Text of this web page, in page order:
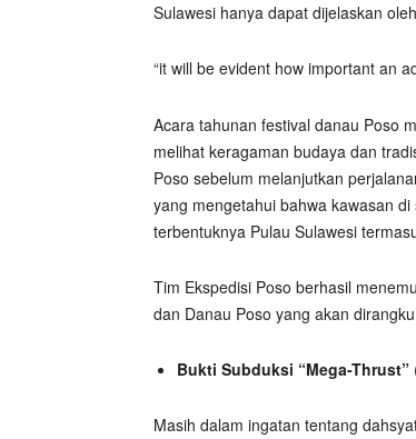
Sulawesi hanya dapat dijelaskan
“it will be evident how important an
Acara tahunan festival danau Poso
melihat keragaman budaya dan
Poso sebelum melanjutkan
yang mengetahui bahwa kawasan
terbentuknya Pulau Sulawesi
Tim Ekspedisi Poso berhasil
dan Danau Poso yang akan
Bukti Subduksi “Mega-Thrust”
Masih dalam ingatan tentang